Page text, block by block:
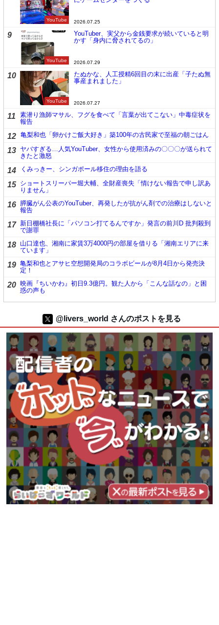
YouTube 2026.07.25
9
YouTube
YouTuber、実父から金銭要求が続いていると明
かす「身内に脅されてるの」
2026.07.29
10
YouTube
たぬかな、人工授精6回目の末に出産「子たぬ無
事産まれました」
2026.07.27
11
素潜り漁師マサル、フグを食べて「言葉が出てこない」中毒症状を
報告
12 亀梨和也「卵かけご飯大好き」築100年の古民家で至福の朝ごはん
13 ヤバすぎる…人気YouTuber、女性から使用済みの〇〇〇が送られて
きたと激怒
14 くみっきー、シンガポール移住の理由を語る
15 ショートスリーパー堀大輔、全財産喪失「情けない報告で申し訳あ
りません」
16 膵臓がん公表のYouTuber、再発したが抗がん剤での治療はしないと
報告
17 新日棚橋社長に「パソコン打てるんですか」発言の前川D 批判殺到
で謝罪
18 山口達也、湘南に家賃3万4000円の部屋を借りる「湘南エリアに来
ています」
19 亀梨和也とアサヒ空想開発局のコラボビールが8月4日から発売決
定！
20 映画『ちいかわ』初日9.3億円。観た人から「こんな話なの」と困
惑の声も
@livers_world さんのポストを見る